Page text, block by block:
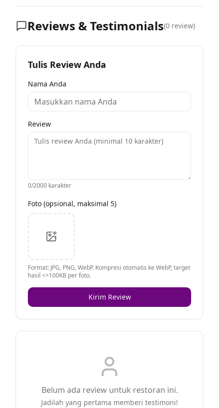
Reviews & Testimonials(0 review)
Tulis Review Anda
Nama Anda
Review
0/2000 karakter
Foto (opsional, maksimal 5)
Format: JPG, PNG, WebP. Kompresi otomatis ke WebP, target
hasil <=100KB per foto.
Kirim Review
Belum ada review untuk restoran ini.
Jadilah yang pertama memberi testimoni!